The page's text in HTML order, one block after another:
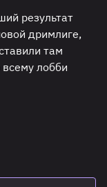
результат
дримлиге,
там
всему лобби